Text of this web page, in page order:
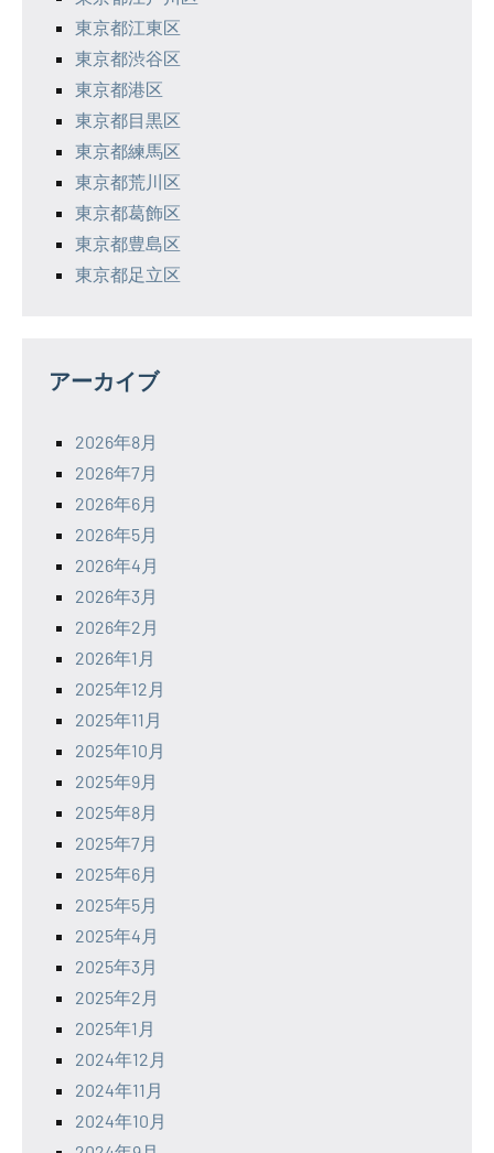
東京都江東区
東京都渋谷区
東京都港区
東京都目黒区
東京都練馬区
東京都荒川区
東京都葛飾区
東京都豊島区
東京都足立区
アーカイブ
2026年8月
2026年7月
2026年6月
2026年5月
2026年4月
2026年3月
2026年2月
2026年1月
2025年12月
2025年11月
2025年10月
2025年9月
2025年8月
2025年7月
2025年6月
2025年5月
2025年4月
2025年3月
2025年2月
2025年1月
2024年12月
2024年11月
2024年10月